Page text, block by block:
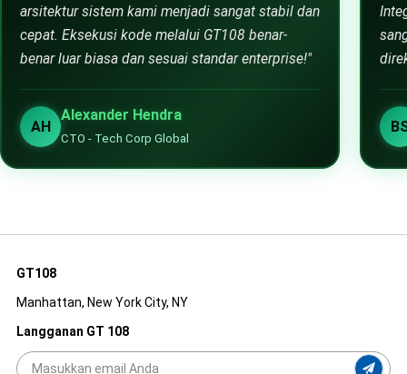
arsitektur sistem kami menjadi sangat stabil dan
cepat. Eksekusi kode melalui GT108 benar-
benar luar biasa dan sesuai standar enterprise!"
AH
Alexander Hendra
CTO - Tech Corp Global
GT108
Manhattan, New York City, NY
Langganan GT 108